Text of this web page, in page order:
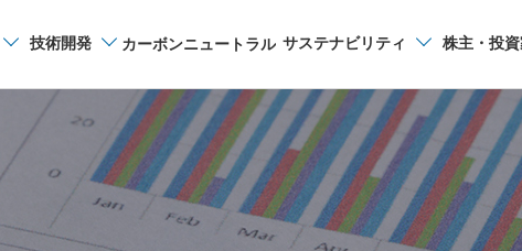
技術開発 カーボンニュートラル サステナビリティ 株主・投
サイト内検索